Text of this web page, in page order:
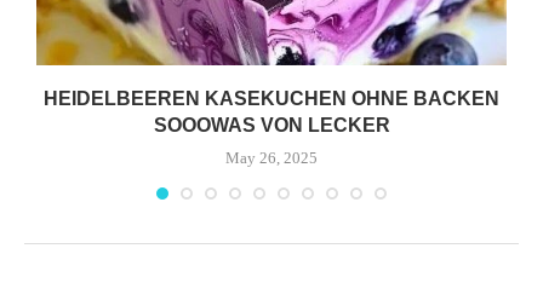
HEIDELBEEREN KASEKUCHEN OHNE BACKEN
SOOOWAS VON LECKER
May 26, 2025